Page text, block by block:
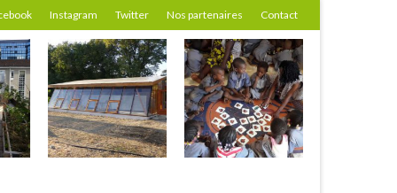
Instagram Twitter Nos partenaires Contact